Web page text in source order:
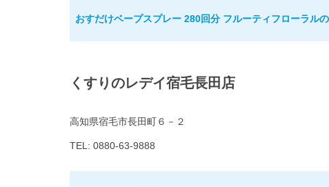
おすだけベープスプレー 280回分 フルーティフローラル
くすりのレデイ宿毛長田店
高知県宿毛市長田町６－２
TEL: 0880-63-9888